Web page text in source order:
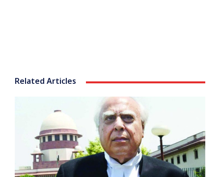
Related Articles